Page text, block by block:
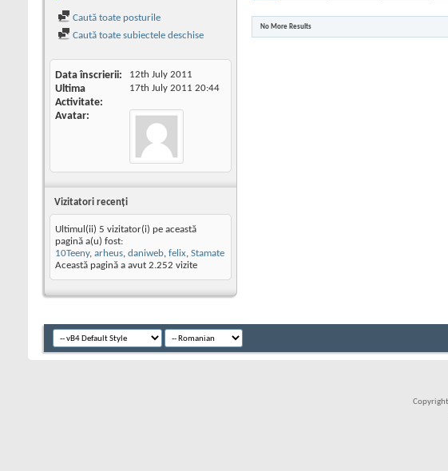
Caută toate posturile
Caută toate subiectele deschise
Data înscrierii 12th July 2011
Ultima
Activitate
17th July 2011 20:44
Avatar
Vizitatori recenţi
Ultimul(ii) 5 vizitator(i) pe această
pagină a(u) fost:
10Teeny, arheus, daniweb, felix, Stamate
Această pagină a avut 2.252 vizite
No More Results